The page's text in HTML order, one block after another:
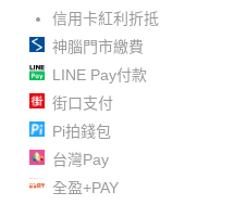
信用卡紅利折抵
神腦門市繳費
LINE Pay付款
街口支付
Pi拍錢包
台灣Pay
全盈+PAY